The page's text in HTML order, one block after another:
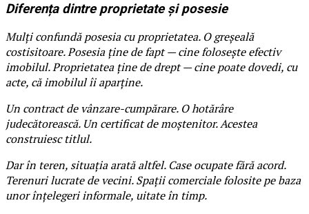
Diferența dintre proprietate și posesie
Mulți confundă posesia cu proprietatea. O greșeală
costisitoare. Posesia ține de fapt — cine folosește efectiv
imobilul. Proprietatea ține de drept — cine poate dovedi, cu
acte, că imobilul îi aparține.
Un contract de vânzare-cumpărare. O hotărâre
judecătorească. Un certificat de moștenitor. Acestea
construiesc titlul.
Dar în teren, situația arată altfel. Case ocupate fără acord.
Terenuri lucrate de vecini. Spații comerciale folosite pe baza
unor înțelegeri informale, uitate în timp.